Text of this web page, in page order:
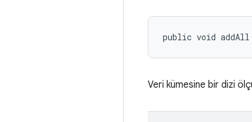
public void addAll
Veri kümesine bir dizi